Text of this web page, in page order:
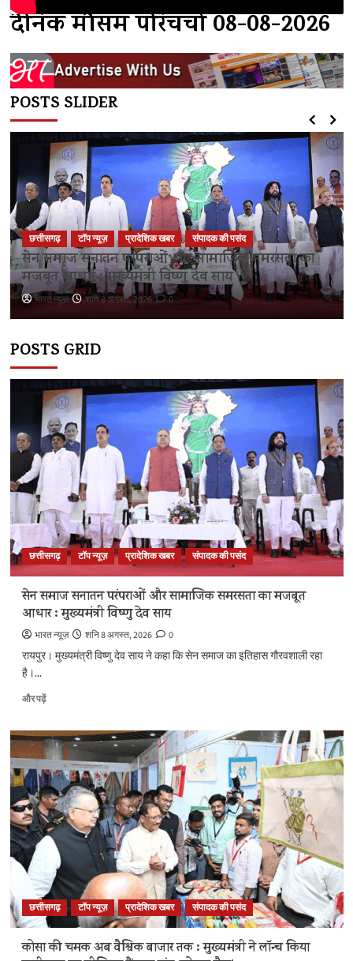
दैनिक मौसम परिचर्चा 08-08-2026
POSTS SLIDER
छत्तीसगढ़ टॉप न्यूज़ प्रादेशिक खबर संपादक की पसंद
सेन समाज सनातन परंपराओं और सामाजिक समरसता का
मजबूत आधार : मुख्यमंत्री विष्णु देव साय
भारत न्यूज़ शनि 8 अगस्त, 2026 0
POSTS GRID
छत्तीसगढ़ टॉप न्यूज़ प्रादेशिक खबर संपादक की पसंद
सेन समाज सनातन परंपराओं और सामाजिक समरसता का मजबूत
आधार : मुख्यमंत्री विष्णु देव साय
भारत न्यूज़ शनि 8 अगस्त, 2026
0
रायपुर। मुख्यमंत्री विष्णु देव साय ने कहा कि सेन समाज का इतिहास गौरवशाली रहा
है।...
और पढ़ेंसेन
परंपराओं
और
सामाजिक
समरसता
का
मजबूत
आधार
मुख्यमंत्री
विष्णु
देव
साय
के
में
छत्तीसगढ़ टॉप न्यूज़ प्रादेशिक खबर संपादक की पसंद
कोसा की चमक अब वैश्विक बाजार तक : मुख्यमंत्री ने लॉन्च किया